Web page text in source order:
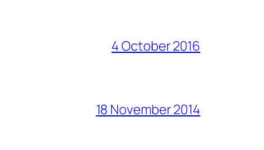
4 October 2016
18 November 2014